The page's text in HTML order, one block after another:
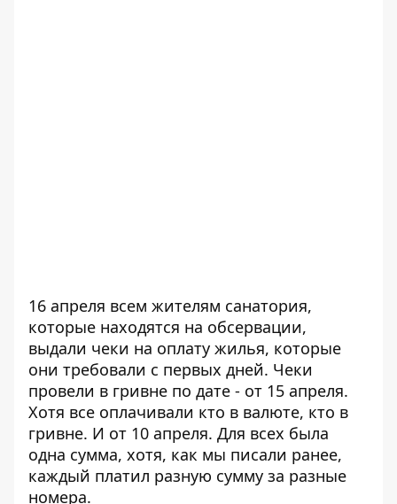
16 апреля всем жителям санатория,
которые находятся на обсервации,
выдали чеки на оплату жилья, которые
они требовали с первых дней. Чеки
провели в гривне по дате - от 15 апреля.
Хотя все оплачивали кто в валюте, кто в
гривне. И от 10 апреля. Для всех была
одна сумма, хотя, как мы писали ранее,
каждый платил разную сумму за разные
номера.